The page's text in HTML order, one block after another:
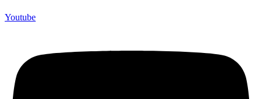
Youtube